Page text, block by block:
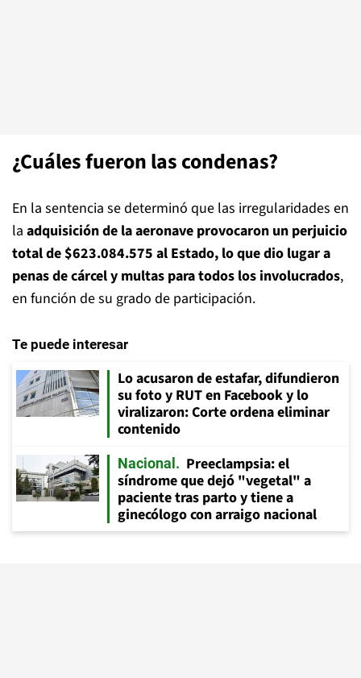
¿Cuáles fueron las condenas?
En la sentencia se determinó que las irregularidades en
la adquisición de la aeronave provocaron un perjuicio
total de $623.084.575 al Estado, lo que dio lugar a
penas de cárcel y multas para todos los involucrados,
en función de su grado de participación.
Te puede interesar
Lo acusaron de estafar, difundieron
su foto y RUT en Facebook y lo
viralizaron: Corte ordena eliminar
contenido
Nacional
Preeclampsia: el
síndrome que dejó "vegetal" a
paciente tras parto y tiene a
ginecólogo con arraigo nacional